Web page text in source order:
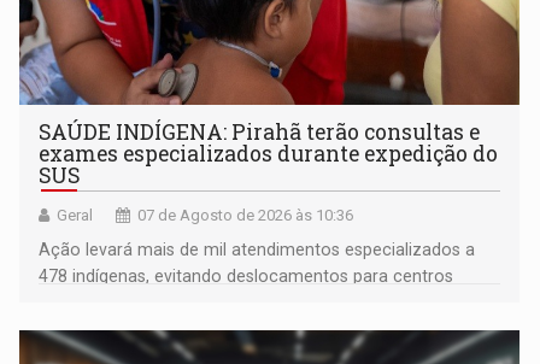
SAÚDE INDÍGENA: Pirahã terão consultas e
exames especializados durante expedição do
SUS
Geral 07 de Agosto de 2026 às 10:36
Ação levará mais de mil atendimentos especializados a
478 indígenas, evitando deslocamentos para centros